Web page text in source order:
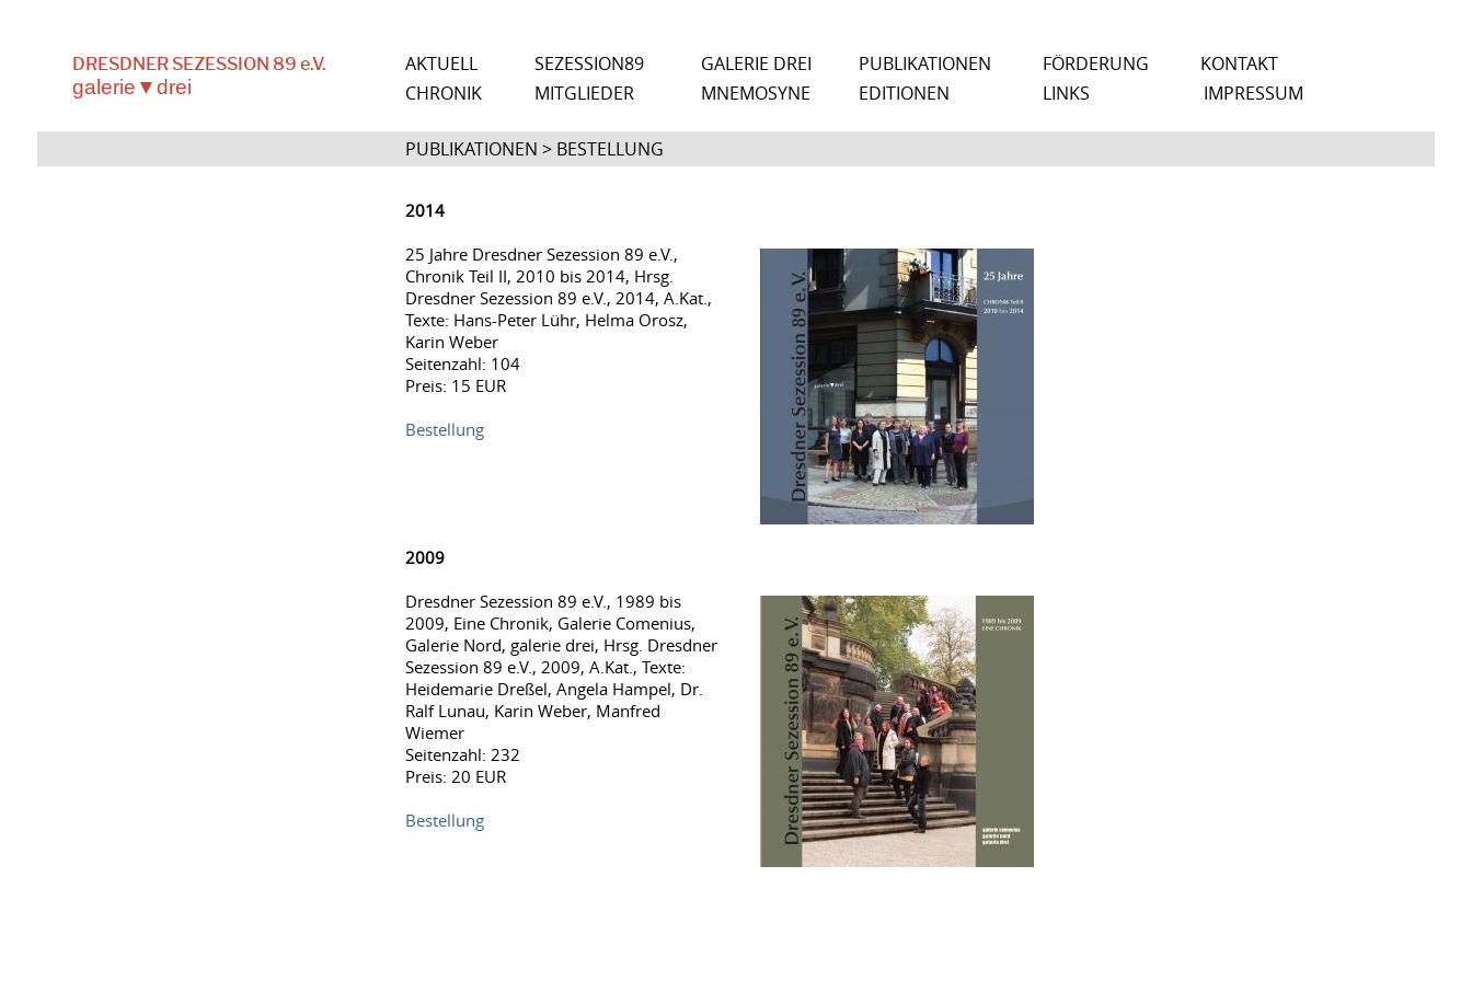
DRESDNER SEZESSION 89 e.V.
galerie▼drei
AKTUELL SEZESSION89 GALERIE DREI PUBLIKATIONEN FÖRDERUNG
KONTAKT
CHRONIK
MITGLIEDER MNEMOSYNE EDITIONEN LINKS IMPRESSUM
PUBLIKATIONEN > BESTELLUNG
2014
25 Jahre Dresdner Sezession 89 e.V.,
Chronik Teil II, 2010 bis 2014, Hrsg.
Dresdner Sezession 89 e.V., 2014, A.Kat.,
Texte: Hans-Peter Lühr, Helma Orosz,
Karin Weber
Seitenzahl: 104
Preis: 15 EUR
Bestellung
2009
Dresdner Sezession 89 e.V., 1989 bis
2009, Eine Chronik, Galerie Comenius,
Galerie Nord, galerie drei, Hrsg. Dresdner
Sezession 89 e.V., 2009, A.Kat., Texte:
Heidemarie Dreßel, Angela Hampel, Dr.
Ralf Lunau, Karin Weber, Manfred
Wiemer
Seitenzahl: 232
Preis: 20 EUR
Bestellung